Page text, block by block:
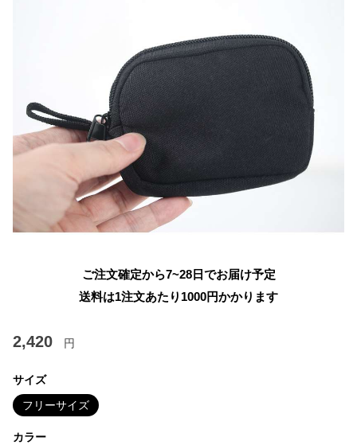
ご注文確定から7~28日でお届け予定
送料は1注文あたり 1000円かかります
2,420 円
サイズ
フリーサイズ
カラー